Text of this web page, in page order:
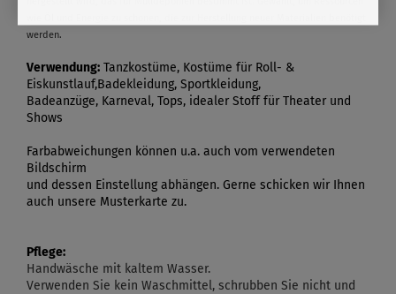
werden.
Verwendung: Tanzkostüme, Kostüme für Roll- &
Eiskunstlauf,Badekleidung, Sportkleidung,
Badeanzüge, Karneval, Tops, idealer Stoff für Theater und
Shows
Farbabweichungen können u.a. auch vom verwendeten
Bildschirm
und dessen Einstellung abhängen. Gerne schicken wir Ihnen
auch unsere Musterkarte zu.
Pflege:
Handwäsche mit kaltem Wasser.
Verwenden Sie kein Waschmittel, schrubben Sie nicht und